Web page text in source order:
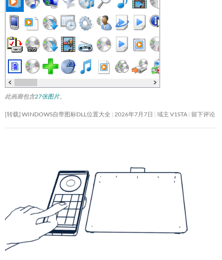
此画廊包含27张图片。
[转载] WINDOWS自带图标DLL位置大全 2026年7月7日 域主 V1STA 留下评论